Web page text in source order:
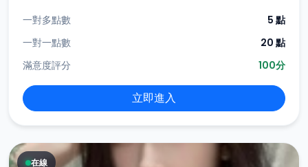
一對多點數
5 點
一對一點數
20 點
滿意度評分
100分
立即進入
在線